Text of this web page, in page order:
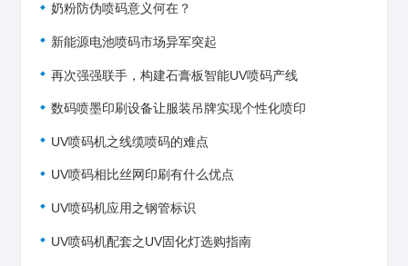
奶粉防伪喷码意义何在？
新能源电池喷码市场异军突起
再次强强联手，构建石膏板智能UV喷码产线
数码喷墨印刷设备让服装吊牌实现个性化喷印
UV喷码机之线缆喷码的难点
UV喷码相比丝网印刷有什么优点
UV喷码机应用之钢管标识
UV喷码机配套之UV固化灯选购指南